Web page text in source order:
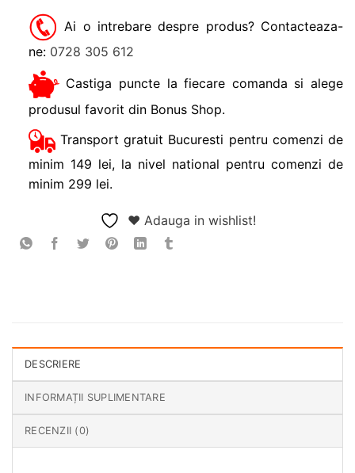
Ai o intrebare despre produs? Contacteaza-
ne: 0728 305 612
Castiga puncte la fiecare comanda si alege
produsul favorit din Bonus Shop.
Transport gratuit Bucuresti pentru comenzi de
minim 149 lei, la nivel national pentru comenzi de
minim 299 lei.
❤ Adauga in wishlist!
DESCRIERE
INFORMAȚII SUPLIMENTARE
RECENZII (0)